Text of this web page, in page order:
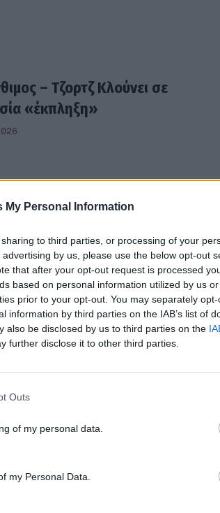
My Personal Information
to third parties, or processing of your
by us, please use the below opt-out
that after your opt-out request is processed
based on personal information utilized by us
prior to your opt-out. You may separately
information by third parties on the IAB’s list of
also be disclosed by us to third parties on the
further disclose it to other third parties.
Outs
of my personal data.
my Personal Data.
– Τζορτζ Κλούνει σε
«έκπληξη»
Super Bowl - Το νέο
Γιώργου Λάνθιμου
σε Α' τηλεοπτική
ποιο κανάλι;